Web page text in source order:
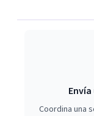
constante
Coordina una